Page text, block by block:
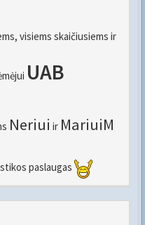
visiems skaičiusiems ir
UAB
Neriui ir MariuiM
paslaugas